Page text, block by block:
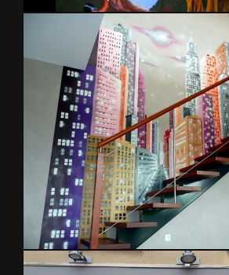
Déco Loft – 2010